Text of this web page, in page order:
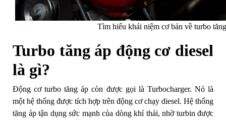
Tìm hiểu khái niệm cơ bản về turbo
Turbo tăng áp động cơ diesel
là gì?
Động cơ turbo tăng áp còn được gọi là Turbocharger. Nó là
một hệ thống được tích hợp trên động cơ chạy diesel. Hệ thống
tăng áp tận dụng sức mạnh của dòng khí thải, nhờ turbin được